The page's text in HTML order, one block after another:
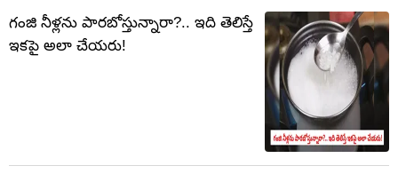
గంజి నీళ్లను పారబోస్తున్నారా?.. ఇది తెలిస్తే
ఇకపై అలా చేయరు!